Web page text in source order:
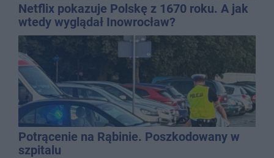
Netflix pokazuje Polskę z 1670 roku. A jak
wtedy wyglądał Inowrocław?
Potrącenie na Rąbinie. Poszkodowany w
szpitalu